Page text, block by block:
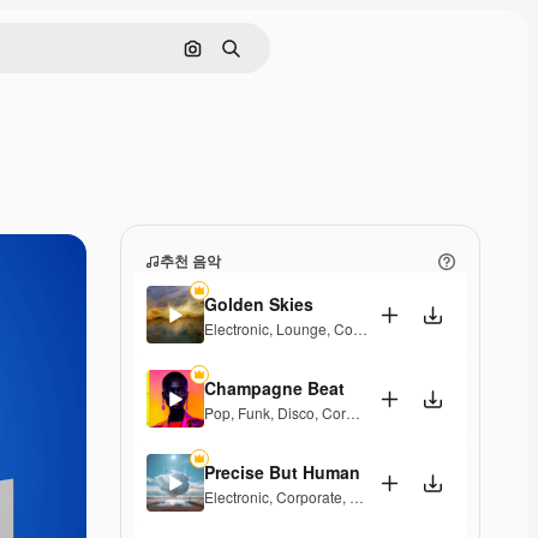
이미지로 검색
검색
추천 음악
Golden Skies
Electronic, Lounge, Corporate Groovy
Champagne Beat
Pop, Funk, Disco, Corporate , Groovy,
Precise But Human
Electronic, Corporate, Laid Back Elegant